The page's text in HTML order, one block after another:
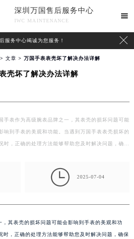
深圳万国售后服务中心
IWC MAINTENANCE

服务中心竭诚为您服务！ 
> 文章 > 万国手表表壳坏了解决办法详解
壳坏了解决办法详解
手表作为高级腕表品牌之一，其表壳的损坏问题可能
响到手表的美观和功能。当遇到万国手表表壳损坏的
时，正确的处理方法能够帮助您及时解决问题，确…
 2025-07-04
其表壳的损坏问题可能会影响到手表的美观和功
时，正确的处理方法能够帮助您及时解决问题，确保